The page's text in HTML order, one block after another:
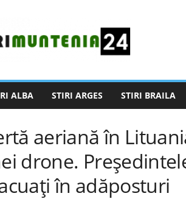
ALBA STIRI ARGES STIRI BRAILA
aeriană în
drone.
în adăposturi